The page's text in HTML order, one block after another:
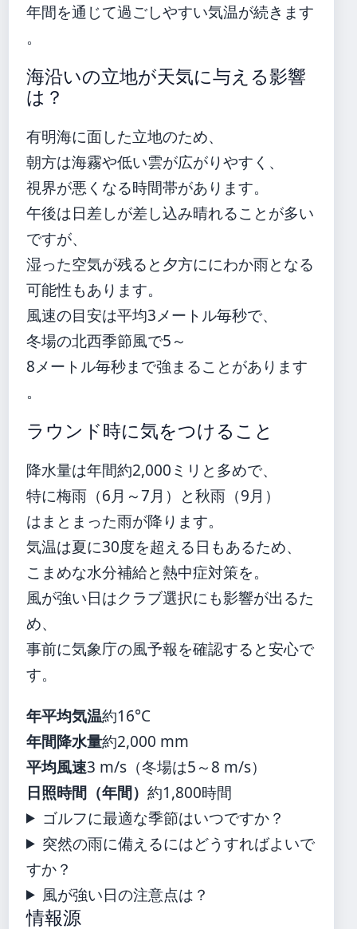
年間を通じて過ごしやすい気温が続きます
。
海沿いの立地が天気に与える影響
は？
有明海に面した立地のため、
朝方は海霧や低い雲が広がりやすく、
視界が悪くなる時間帯があります。
午後は日差しが差し込み晴れることが多い
ですが、
湿った空気が残ると夕方ににわか雨となる
可能性もあります。
風速の目安は平均3メートル毎秒で、
冬場の北西季節風で5～
8メートル毎秒まで強まることがあります
。
ラウンド時に気をつけること
降水量は年間約2,000ミリと多めで、
特に梅雨（6月～7月）と秋雨（9月）
はまとまった雨が降ります。
気温は夏に30度を超える日もあるため、
こまめな水分補給と熱中症対策を。
風が強い日はクラブ選択にも影響が出るた
め、
事前に気象庁の風予報を確認すると安心で
す。
年平均気温約16°C
年間降水量約2,000 mm
平均風速3 m/s（冬場は5～8 m/s）
日照時間（年間） 約1,800時間
ゴルフに最適な季節はいつですか？
突然の雨に備えるにはどうすればよいで
すか？
風が強い日の注意点は？
情報源